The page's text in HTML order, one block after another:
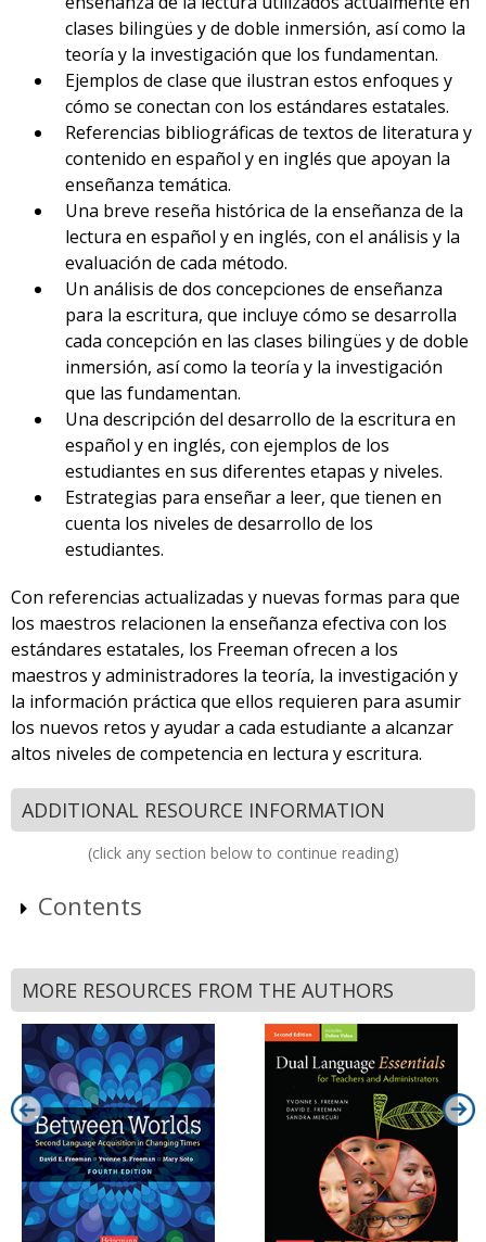
clases bilingües y de doble inmersión, así como la
teoría y la investigación que los fundamentan.
Ejemplos de clase que ilustran estos enfoques y
cómo se conectan con los estándares estatales.
Referencias bibliográficas de textos de literatura y
contenido en español y en inglés que apoyan la
enseñanza temática.
Una breve reseña histórica de la enseñanza de la
lectura en español y en inglés, con el análisis y la
evaluación de cada método.
Un análisis de dos concepciones de enseñanza
para la escritura, que incluye cómo se desarrolla
cada concepción en las clases bilingües y de doble
inmersión, así como la teoría y la investigación
que las fundamentan.
Una descripción del desarrollo de la escritura en
español y en inglés, con ejemplos de los
estudiantes en sus diferentes etapas y niveles.
Estrategias para enseñar a leer, que tienen en
cuenta los niveles de desarrollo de los
estudiantes.
Con referencias actualizadas y nuevas formas para que
los maestros relacionen la enseñanza efectiva con los
estándares estatales, los Freeman ofrecen a los
maestros y administradores la teoría, la investigación y
la información práctica que ellos requieren para asumir
los nuevos retos y ayudar a cada estudiante a alcanzar
altos niveles de competencia en lectura y escritura.
ADDITIONAL RESOURCE INFORMATION
(click any section below to continue reading)
Contents
MORE RESOURCES FROM THE AUTHORS